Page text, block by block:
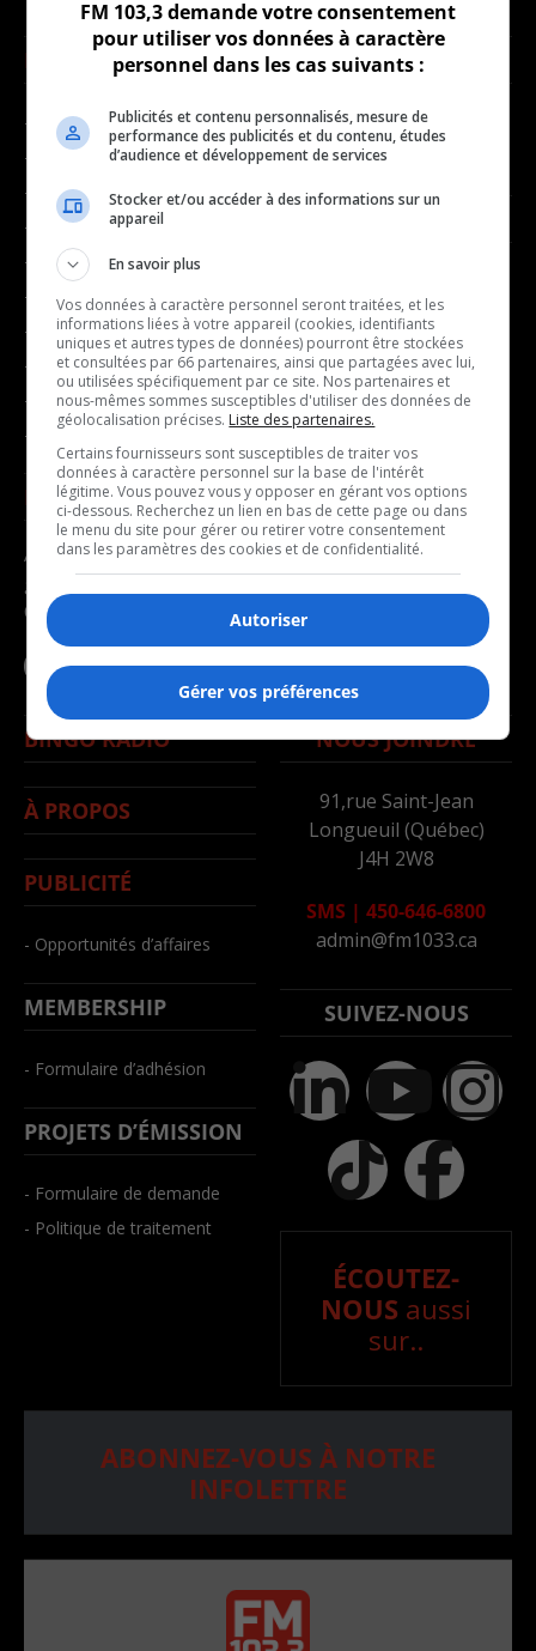
NOUVELLES
- Affaires municipales
- Communauté / Social
- Culture
- Économie
- Éducation
- Environnement
- Faits divers
- Santé et bien-être
- Sports
- Transport / Circulation
ÉMISSIONS
Avec la participation du
gouvernement du
Canada
MUSIQUE
- Décompte franco
- Joué récemment
- Art de vivre
- Bien-être
- Emploi
- Finances
- Infos citoyennes
- Loisirs
- Musique
- Politique
- Santé
- Société
- Sports
BINGO RADIO
À PROPOS
PUBLICITÉ
- Opportunités d’affaires
MEMBERSHIP
- Formulaire d’adhésion
PROJETS D’ÉMISSION
- Formulaire de demande
- Politique de traitement
NOUS JOINDRE
91,rue Saint-Jean
Longueuil (Québec)
J4H 2W8
SMS | 450-646-6800
admin@fm1033.ca
SUIVEZ-NOUS
ÉCOUTEZ-
NOUS aussi
sur..
ABONNEZ-VOUS À NOTRE
INFOLETTRE
FM 103,3 demande votre consentement
pour utiliser vos données à caractère
personnel dans les cas suivants :
Publicités et contenu personnalisés, mesure de
performance des publicités et du contenu, études
d’audience et développement de services
Stocker et/ou accéder à des informations sur un
appareil
En savoir plus
Vos données à caractère personnel seront traitées, et les
informations liées à votre appareil (cookies, identifiants
uniques et autres types de données) pourront être stockées
et consultées par 66 partenaires, ainsi que partagées avec lui,
ou utilisées spécifiquement par ce site. Nos partenaires et
nous-mêmes sommes susceptibles d'utiliser des données de
géolocalisation précises. Liste des partenaires.
Certains fournisseurs sont susceptibles de traiter vos
données à caractère personnel sur la base de l'intérêt
légitime. Vous pouvez vous y opposer en gérant vos options
ci-dessous. Recherchez un lien en bas de cette page ou dans
le menu du site pour gérer ou retirer votre consentement
dans les paramètres des cookies et de confidentialité.
Autoriser
Gérer vos préférences